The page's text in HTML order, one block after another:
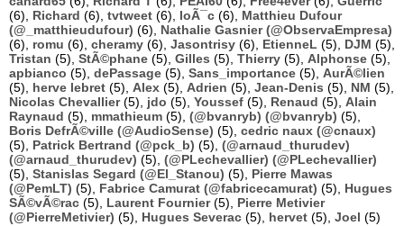
(6), Richard (6), tvtweet (6), loÃ¯c (6), Matthieu Dufour
(@_matthieudufour) (6), Nathalie Gasnier (@ObservaEmpresa)
(6), romu (6), cheramy (6), Jasontrisy (6), EtienneL (5), DJM (5),
Tristan (5), StÃ©phane (5), Gilles (5), Thierry (5), Alphonse (5),
apbianco (5), dePassage (5), Sans_importance (5), AurÃ©lien
(5), herve lebret (5), Alex (5), Adrien (5), Jean-Denis (5), NM (5),
Nicolas Chevallier(5), jdo (5), Youssef (5), Renaud (5), Alain
Raynaud (5), mmathieum (5), (@bvanryb) (@bvanryb) (5),
Boris DefrÃ©ville (@AudioSense) (5), cedric naux (@cnaux)
(5), Patrick Bertrand (@pck_b) (5), (@arnaud_thurudev)
(@arnaud_thurudev) (5), (@PLechevallier) (@PLechevallier)
(5), Stanislas Segard (@El_Stanou) (5), Pierre Mawas
(@PemLT) (5), Fabrice Camurat (@fabricecamurat) (5), Hugues
SÃ©vÃ©rac (5), Laurent Fournier(5), Pierre Metivier
(@PierreMetivier) (5), Hugues Severac (5), hervet (5), Joel (5)